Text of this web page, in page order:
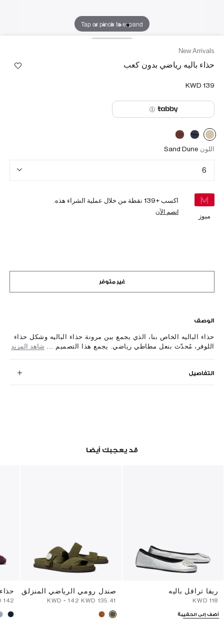
Tap or pinch to expand
New Arrivals
حذاء باليه رياضي بدون كعب
اللون Sand Dune
6
ميوز
اكسب +139 نقطة من خلال عملية الشراء هذه.
انضم الآن
غير متوفر
الوصف
حذاء الباليه الخاص بنا، الذي يجمع بين مرونة حذاء الباليه وشكل حذاء
اللوفر، مُحدّث بنعل مطاطي رياضي. يجمع هذا التصميم ... شاهد المزيد
التفاصيل
قد يعجبك أيضا
ريفا ترافل باليه
أضف إلى الحقيبة
صندل رومي الرياضي المنزلق
- ⁦142⁩ KWD